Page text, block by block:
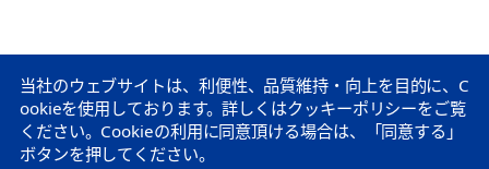
当社のウェブサイトは、利便性、品質維持・向上を目的に、C
ookieを使用しております。詳しくはクッキーポリシーをご覧
ください。 Cookieの利用に同意頂ける場合は、「同意する」
ボタンを押してください。